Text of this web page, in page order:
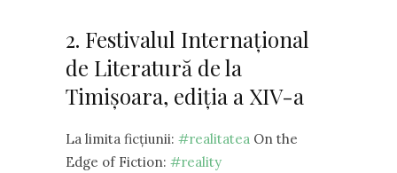
2. Festivalul Internațional
de Literatură de la
Timișoara, ediția a XIV-a
La limita ficțiunii: #realitatea On the
Edge of Fiction: #reality